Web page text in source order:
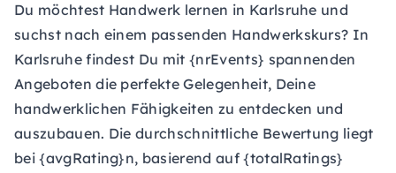
Du möchtest Handwerk lernen in Karlsruhe und
suchst nach einem passenden Handwerkskurs? In
Karlsruhe findest Du mit {nrEvents} spannenden
Angeboten die perfekte Gelegenheit, Deine
handwerklichen Fähigkeiten zu entdecken und
auszubauen. Die durchschnittliche Bewertung liegt
bei {avgRating}n, basierend auf {totalRatings}